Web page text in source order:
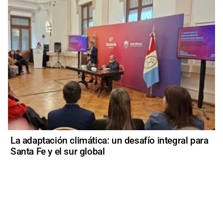
La adaptación climática: un desafío integral para
Santa Fe y el sur global